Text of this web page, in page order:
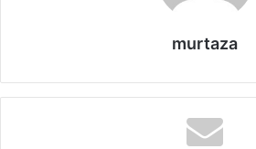
yetiştirilmektedir. Dikenli bir ağaca
devam eden kişi sayısı çoktur.
murtaza